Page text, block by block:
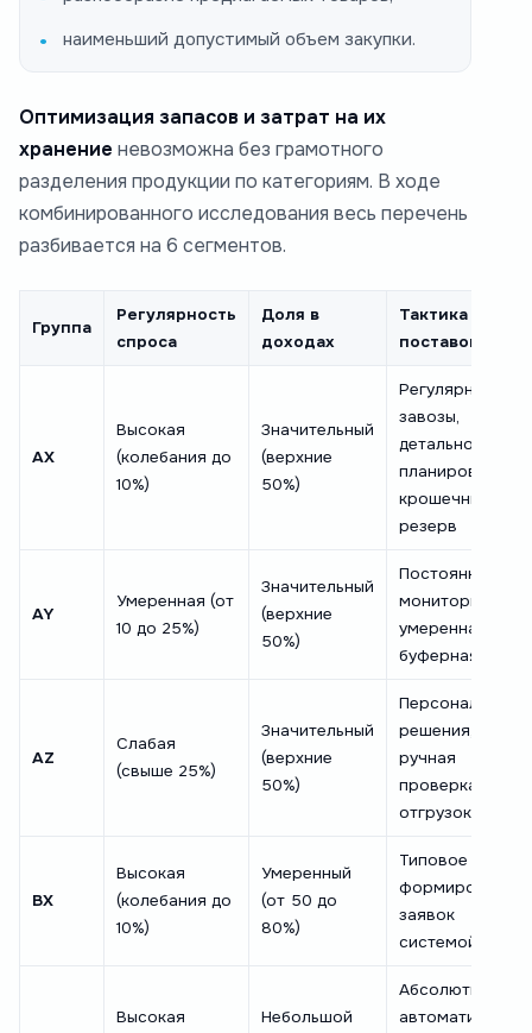
наименьший допустимый объем закупки.
Оптимизация запасов и затрат на их
хранение невозможна без грамотного
разделения продукции по категориям. В ходе
комбинированного исследования весь перечень
разбивается на 6 сегментов.
Группа
Регулярность
спроса
Доля в
доходах
Тактика
поставок
AX
Высокая
(колебания до
10%)
Значительный
(верхние
50%)
Регулярные
завозы,
детальное
планирование,
крошечный
резерв
AY
Умеренная (от
10 до 25%)
Значительный
(верхние
50%)
Постоянный
мониторинг,
умеренная
буферная зона
AZ
Слабая
(свыше 25%)
Значительный
(верхние
50%)
Персональные
решения,
ручная
проверка
отгрузок
BX
Высокая
(колебания до
10%)
Умеренный
(от 50 до
80%)
Типовое
формирование
заявок
системой
Высокая
Небольшой
Абсолютная
автоматизация,